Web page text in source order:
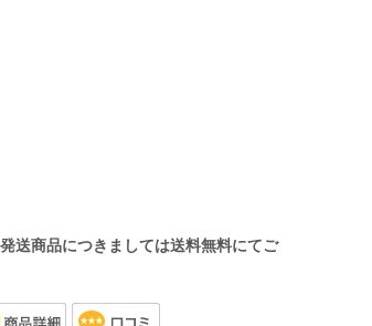
送商品につきましては送料無料にてご